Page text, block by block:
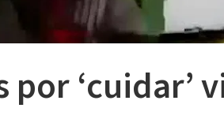
‘cuidar’